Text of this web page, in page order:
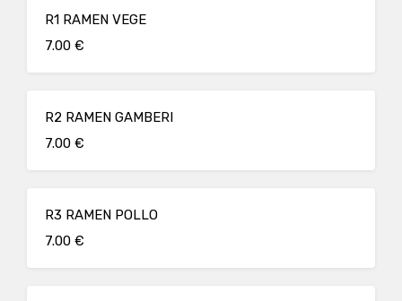
R1 RAMEN VEGE
7.00 €
R2 RAMEN GAMBERI
7.00 €
R3 RAMEN POLLO
7.00 €